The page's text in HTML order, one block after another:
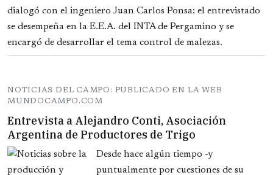
dialogó con el ingeniero Juan Carlos Ponsa: el entrevistado
se desempeña en la E.E.A. del INTA de Pergamino y se
encargó de desarrollar el tema control de malezas.
NOTICIAS DEL CAMPO: PUBLICADO EN LA WEB
MUNDOCAMPO.COM
Entrevista a Alejandro Conti, Asociación
Argentina de Productores de Trigo
Desde hace algún tiempo -y
puntualmente por cuestiones de su